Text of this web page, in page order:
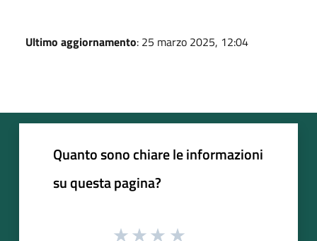
Ultimo aggiornamento: 25 marzo 2025, 12:04
Quanto sono chiare le informazioni
su questa pagina?